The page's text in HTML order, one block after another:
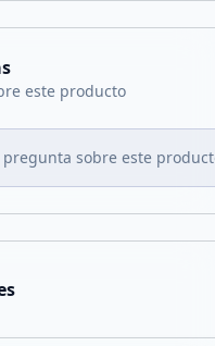
este producto
sobre este